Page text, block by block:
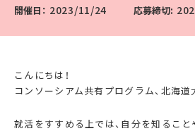
開催日： 2023/11/24 応募締切:
こんにちは！
コンソーシアム共有プログラム、北海道
就活をすすめる上では、自分を知るこ